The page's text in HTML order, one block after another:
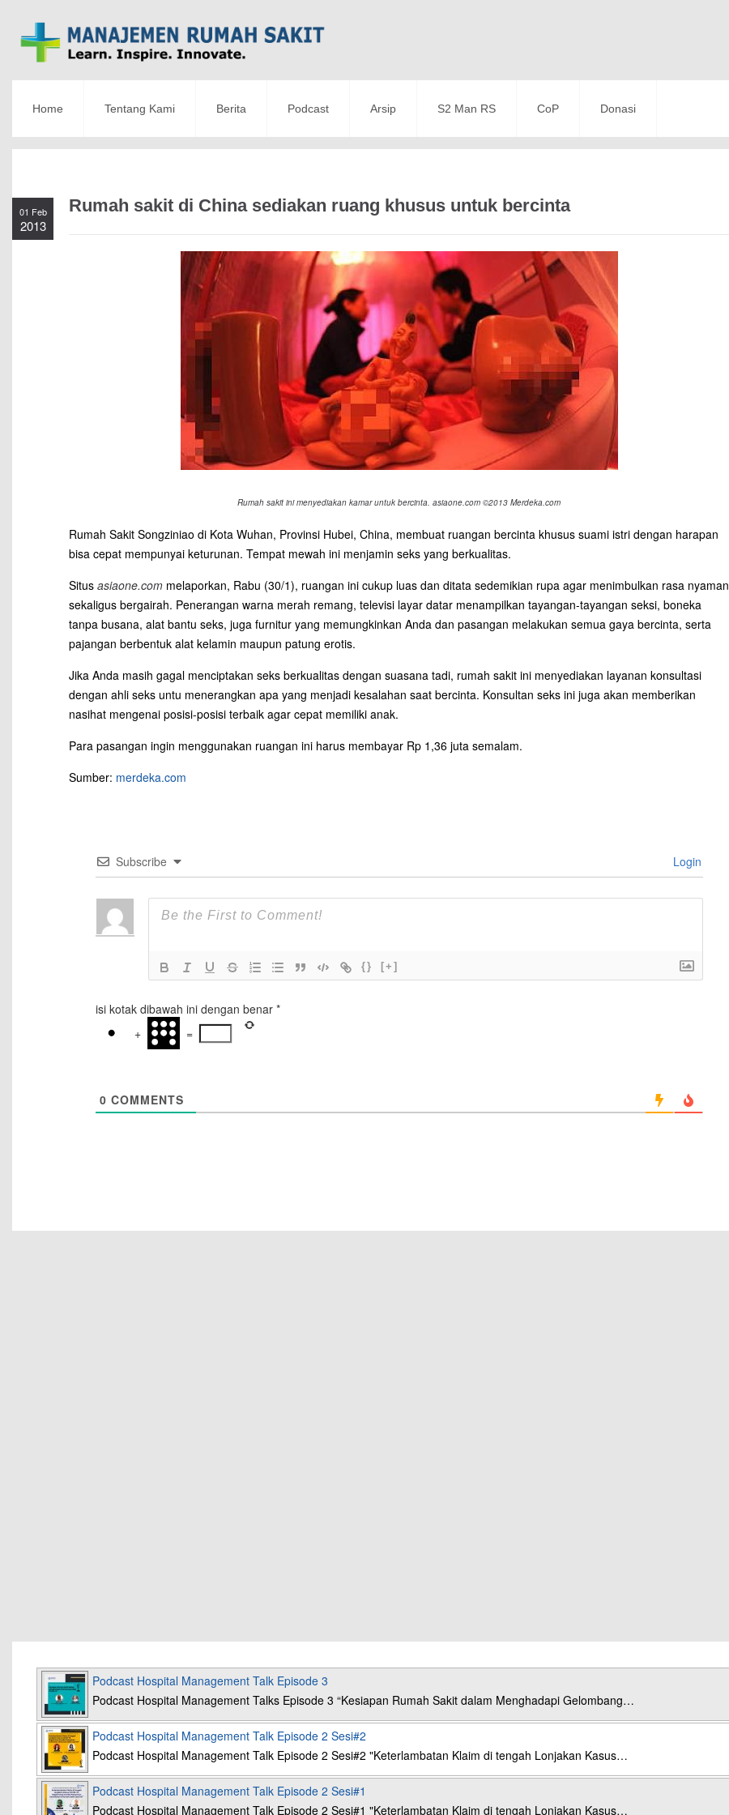
Home Tentang Kami Berita Podcast Arsip S2 Man RS CoP Donasi
01 Feb
2013
Rumah sakit di China sediakan ruang khusus untuk bercinta
Rumah sakit ini menyediakan kamar untuk bercinta. asiaone.com ©2013 Merdeka.com
Rumah Sakit Songziniao di Kota Wuhan, Provinsi Hubei, China, membuat ruangan bercinta khusus suami istri dengan harapan
bisa cepat mempunyai keturunan. Tempat mewah ini menjamin seks yang berkualitas.
Situs asiaone.com melaporkan, Rabu (30/1), ruangan ini cukup luas dan ditata sedemikian rupa agar menimbulkan rasa nyaman
sekaligus bergairah. Penerangan warna merah remang, televisi layar datar menampilkan tayangan-tayangan seksi, boneka
tanpa busana, alat bantu seks, juga furnitur yang memungkinkan Anda dan pasangan melakukan semua gaya bercinta, serta
pajangan berbentuk alat kelamin maupun patung erotis.
Jika Anda masih gagal menciptakan seks berkualitas dengan suasana tadi, rumah sakit ini menyediakan layanan konsultasi
dengan ahli seks untu menerangkan apa yang menjadi kesalahan saat bercinta. Konsultan seks ini juga akan memberikan
nasihat mengenai posisi-posisi terbaik agar cepat memiliki anak.
Para pasangan ingin menggunakan ruangan ini harus membayar Rp 1,36 juta semalam.
Sumber: merdeka.com
Subscribe Login
{} [+]
isi kotak dibawah ini dengan benar*
+
=
0 COMMENTS
Podcast Hospital Management Talk Episode 3
Podcast Hospital Management Talks Episode 3 “Kesiapan Rumah Sakit dalam Menghadapi Gelombang…
Podcast Hospital Management Talk Episode 2 Sesi#2
Podcast Hospital Management Talk Episode 2 Sesi#2 "Keterlambatan Klaim di tengah Lonjakan Kasus…
Podcast Hospital Management Talk Episode 2 Sesi#1
Podcast Hospital Management Talk Episode 2 Sesi#1 "Keterlambatan Klaim di tengah Lonjakan Kasus…